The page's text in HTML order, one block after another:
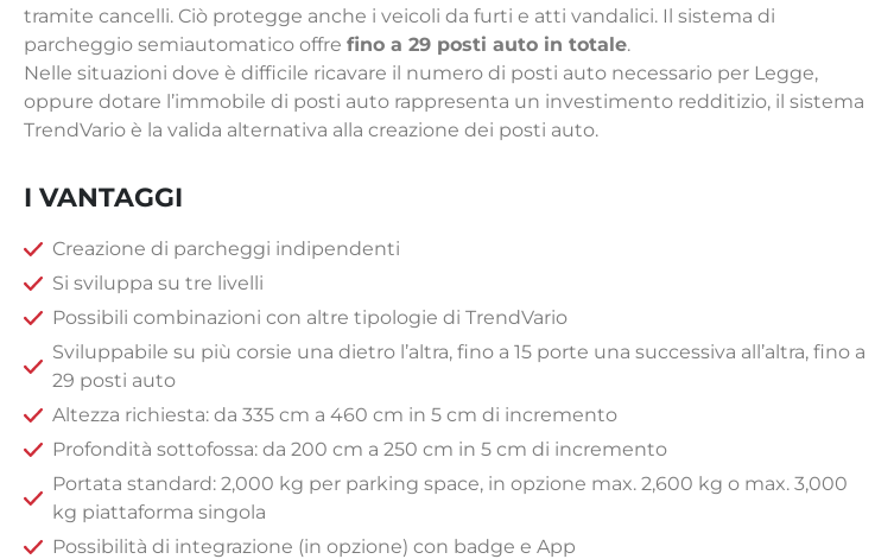
tramite cancelli. Ciò protegge anche i veicoli da furti e atti vandalici. Il sistema di
parcheggio semiautomatico offre fino a 29 posti auto in totale.
Nelle situazioni dove è difficile ricavare il numero di posti auto necessario per Legge,
oppure dotare l’immobile di posti auto rappresenta un investimento redditizio, il sistema
TrendVario è la valida alternativa alla creazione dei posti auto.
I VANTAGGI
​​Creazione di parcheggi indipendenti
Si sviluppa su tre livelli
Possibili combinazioni con altre tipologie di TrendVario
Sviluppabile su più corsie una dietro l’altra, fino a 15 porte una successiva all’altra, fino a
29 posti auto
Altezza richiesta: da 335 cm a 460 cm in 5 cm di incremento
Profondità sottofossa: da 200 cm a 250 cm in 5 cm di incremento
Portata standard: 2,000 kg per parking space, in opzione max. 2,600 kg o max. 3,000
kg piattaforma singola
Possibilità di integrazione (in opzione) con badge e App